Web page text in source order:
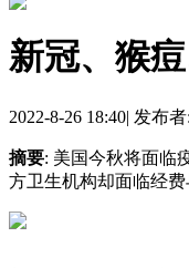
新冠、猴
2022-8-26 18:40| 发布者:
摘要: 美国今秋将面临
方卫生机构却面临经